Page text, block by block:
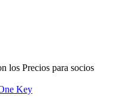
los Precios para socios
Key